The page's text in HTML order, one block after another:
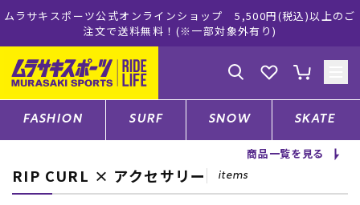
ムラサキスポーツ公式オンラインショップ 5,500円(税込)以上のご
注文で送料無料！(※一部対象外有り)
ゲスト様
ログイン 会員登録
店舗一覧
FASHION SURF SNOW SKATE
商品一覧を見る
RIP CURL × アクセサリー items